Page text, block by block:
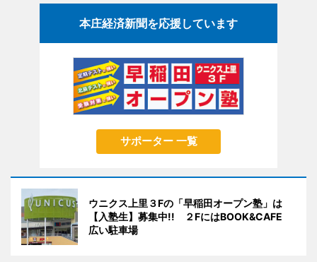
本庄経済新聞を応援しています
サポーター 一覧
ウニクス上里３Fの「早稲田オープン塾」は
【入塾生】募集中!! ２FにはBOOK&CAFE
広い駐車場